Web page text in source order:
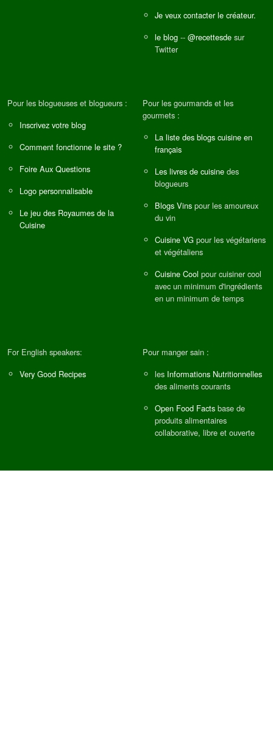
Je veux contacter le créateur.
le blog -- @recettesde sur
Twitter
Pour les blogueuses et blogueurs :
Inscrivez votre blog
Comment fonctionne le site ?
Foire Aux Questions
Logo personnalisable
Le jeu des Royaumes de la
Cuisine
Pour les gourmands et les
gourmets :
La liste des blogs cuisine en
français
Les livres de cuisine des
blogueurs
Blogs Vins pour les amoureux
du vin
Cuisine VG pour les végétariens
et végétaliens
Cuisine Cool pour cuisiner cool
avec un minimum d'ingrédients
en un minimum de temps
For English speakers:
Very Good Recipes
Pour manger sain :
les Informations Nutritionnelles
des aliments courants
Open Food Facts base de
produits alimentaires
collaborative, libre et ouverte